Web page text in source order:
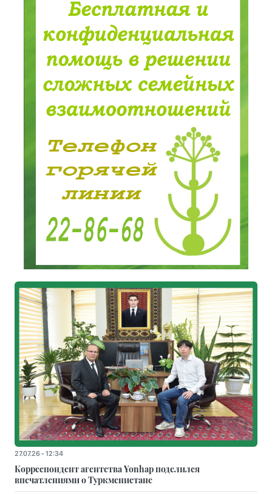
27.07.26 - 12:34
Корреспондент агентства Yonhap поделился
впечатлениями о Туркменистане